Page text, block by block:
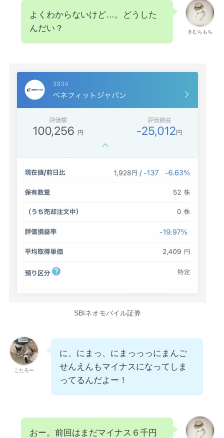
きむらもち
よくわからないけど…。どうした
んだい？
SBIネオモバイル証券
こたろー
に、にまっ、にまっっっにまんご
せんえんもマイナスになってしま
ってるんだよー！
おー。前回はまだマイナス６千円